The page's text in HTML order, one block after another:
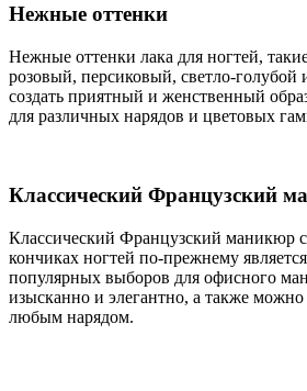
Нежные оттенки
Нежные оттенки лака для ногтей,
розовый, персиковый, светло-голубой
создать приятный и женственный
для различных нарядов и цветовых
Классический Французский
Классический Французский маникюр
кончиках ногтей по-прежнему
популярных выборов для офисного
изысканно и элегантно, а также можно
любым нарядом.